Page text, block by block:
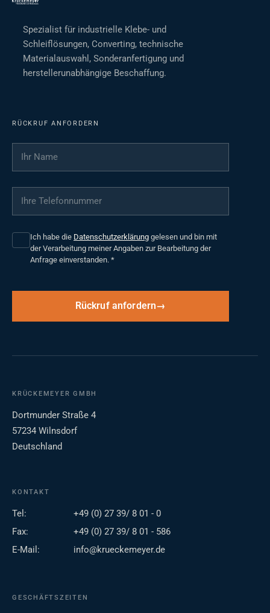
Spezialist für industrielle Klebe- und
Schleiflösungen, Converting, technische
Materialauswahl, Sonderanfertigung und
herstellerunabhängige Beschaffung.
RÜCKRUF ANFORDERN
Ihr Name
Ihre Telefonnummer
Ich habe die Datenschutzerklärung gelesen und bin mit
der Verarbeitung meiner Angaben zur Bearbeitung der
Anfrage einverstanden. *
Rückruf anfordern
KRÜCKEMEYER GMBH
Dortmunder Straße 4
57234 Wilnsdorf
Deutschland
KONTAKT
Tel:
+49 (0) 27 39/ 8 01 - 0
Fax:
+49 (0) 27 39/ 8 01 - 586
E-Mail:
info@krueckemeyer.de
GESCHÄFTSZEITEN